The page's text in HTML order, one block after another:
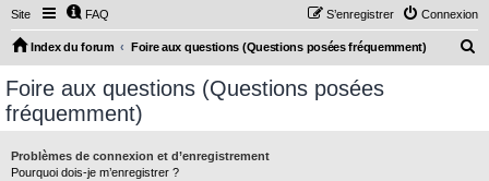
Site FAQ Connexion
S’enregistrer
Index du forum Foire aux questions (Questions posées fréquemment)
Foire aux questions (Questions posées
fréquemment)
Problèmes de connexion et d’enregistrement
Pourquoi dois-je m’enregistrer ?